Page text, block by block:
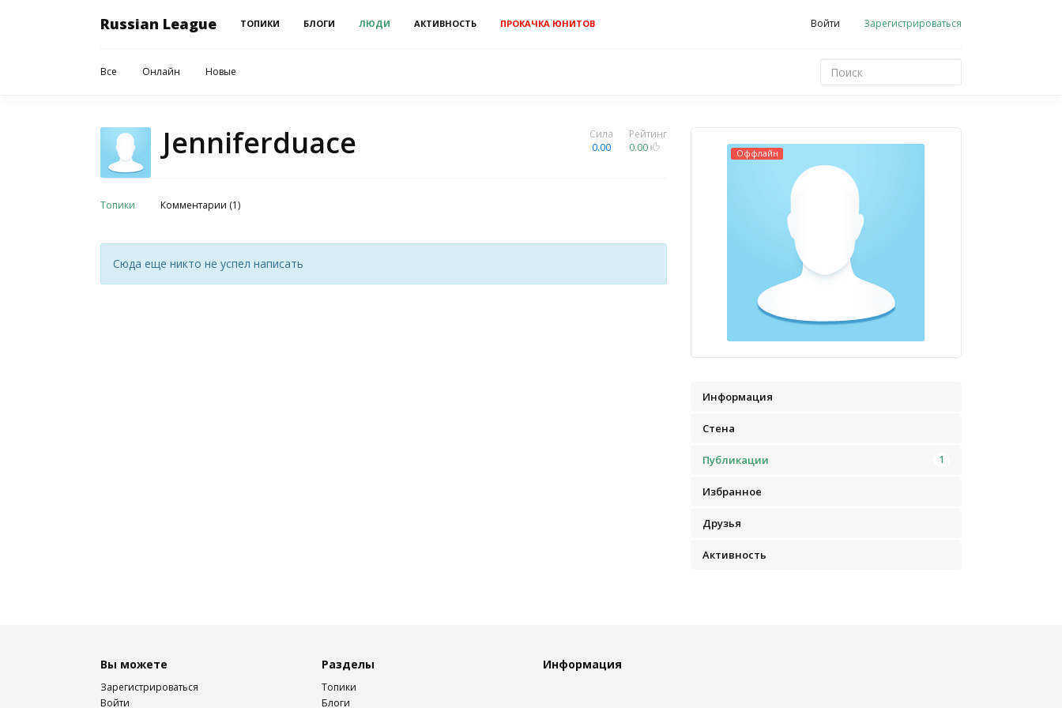
Russian League ТОПИКИ БЛОГИ ЛЮДИ АКТИВНОСТЬ ПРОКАЧКА ЮНИТОВ Войти Зарегистрироваться
Все Онлайн Новые
Рейтинг
0.00
Сила
0.00
Jenniferduace
Топики Комментарии (1)
Сюда еще никто не успел написать
Оффлайн
Информация
Стена
Публикации 1
Избранное
Друзья
Активность
Вы можете
Зарегистрироваться
Войти
Разделы
Топики
Блоги
Информация